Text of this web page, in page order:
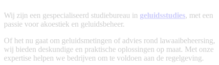
Wij zijn een gespecialiseerd studiebureau in geluidsstudies, met een
passie voor akoestiek en geluidsbeheer.
Of het nu gaat om geluidsmetingen of advies rond lawaaibeheersing,
wij bieden deskundige en praktische oplossingen op maat. Met onze
expertise helpen we bedrijven om te voldoen aan de regelgeving.